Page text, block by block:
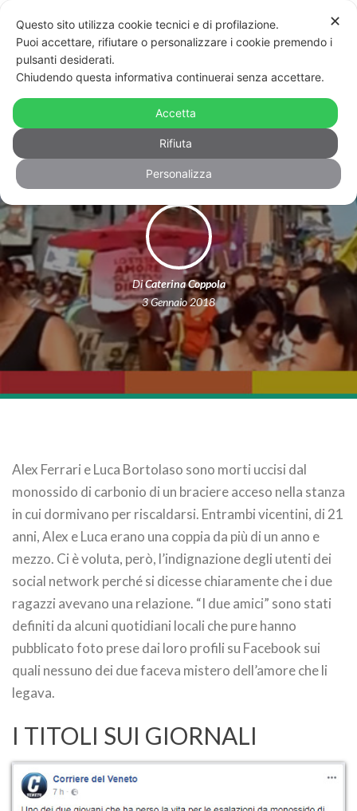
Restituiamo ad Alex e Luca l’orgoglio
di ciò che erano e del loro amore
DiCaterina Coppola
3 Gennaio 2018
Alex Ferrari e Luca Bortolaso sono morti uccisi dal
monossido di carbonio di un braciere acceso nella stanza
in cui dormivano per riscaldarsi. Entrambi vicentini, di 21
anni, Alex e Luca erano una coppia da più di un anno e
mezzo. Ci è voluta, però, l’indignazione degli utenti dei
social network perché si dicesse chiaramente che i due
ragazzi avevano una relazione. “I due amici” sono stati
definiti da alcuni quotidiani locali che pure hanno
pubblicato foto prese dai loro profili su Facebook sui
quali nessuno dei due faceva mistero dell’amore che li
legava.
I TITOLI SUI GIORNALI
✕
Questo sito utilizza cookie tecnici e di profilazione.
Puoi accettare, rifiutare o personalizzare i cookie premendo i
pulsanti desiderati.
Chiudendo questa informativa continuerai senza accettare.
Accetta
Rifiuta
Personalizza